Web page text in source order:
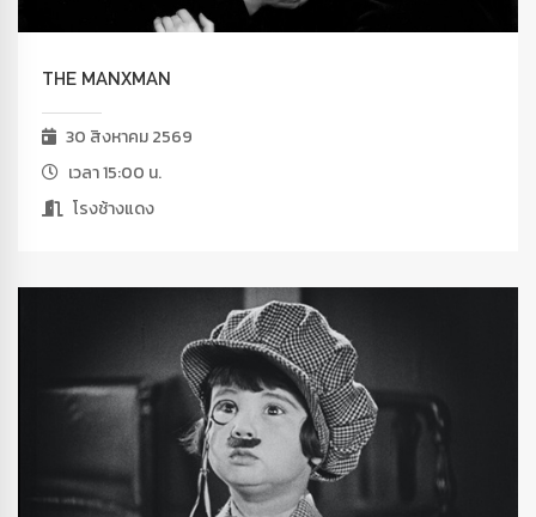
THE MANXMAN
30 สิงหาคม 2569
เวลา 15:00 น.
โรงช้างแดง